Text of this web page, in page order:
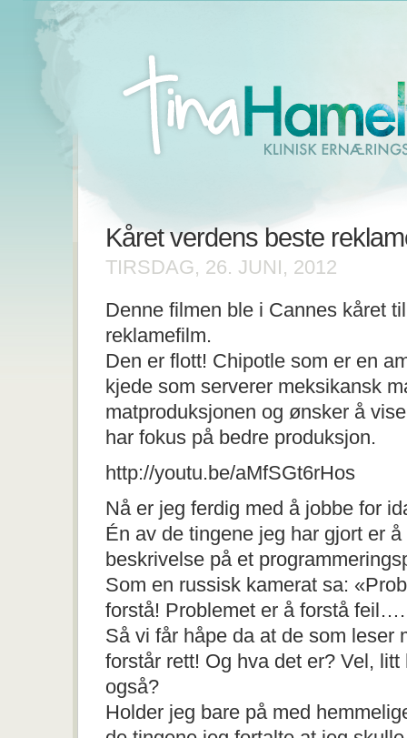
Kåret verdens beste
TIRSDAG, 26. JUNI, 2012
Denne filmen ble i Cannes kåret
reklamefilm.
Den er flott! Chipotle som er en
kjede som serverer meksikansk
matproduksjonen og ønsker å
har fokus på bedre produksjon.
http://youtu.be/aMfSGt6rHos
Nå er jeg ferdig med å jobbe for
Én av de tingene jeg har gjort er
beskrivelse på et
Som en russisk kamerat sa:
forstå! Problemet er å forstå
Så vi får håpe da at de som leser
forstår rett! Og hva det er? Vel,
også?
Holder jeg bare på med